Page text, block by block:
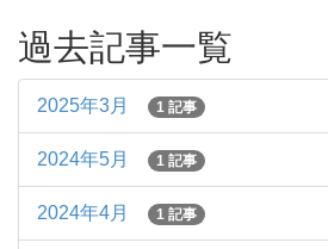
過去記事一覧
2025年3月 1 記事
2024年5月 1 記事
2024年4月 1 記事